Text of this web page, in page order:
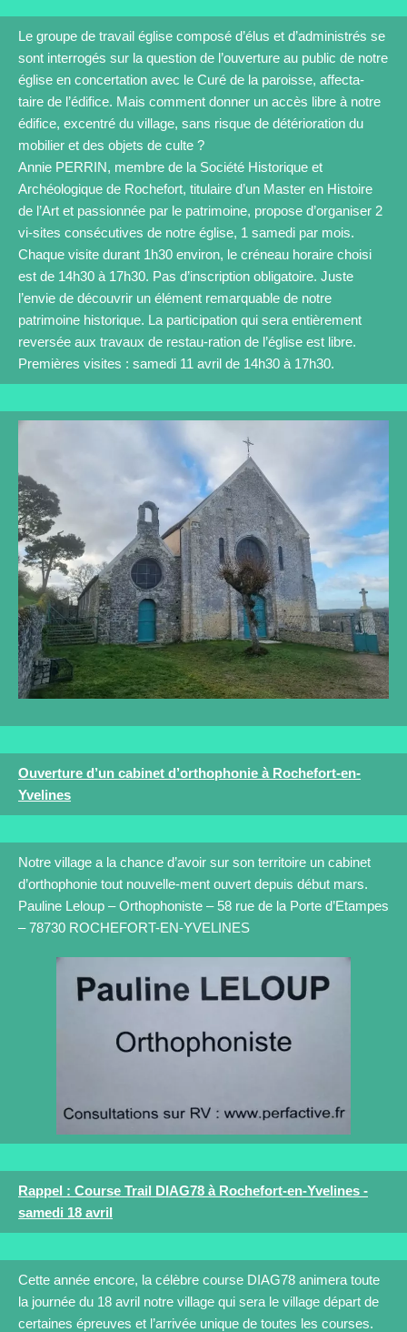
Le groupe de travail église composé d’élus et d’administrés se
sont interrogés sur la question de l’ouverture au public de notre
église en concertation avec le Curé de la paroisse, affecta-
taire de l’édifice. Mais comment donner un accès libre à notre
édifice, excentré du village, sans risque de détérioration du
mobilier et des objets de culte ?
Annie PERRIN, membre de la Société Historique et
Archéologique de Rochefort, titulaire d’un Master en Histoire
de l’Art et passionnée par le patrimoine, propose d’organiser 2
vi-sites consécutives de notre église, 1 samedi par mois.
Chaque visite durant 1h30 environ, le créneau horaire choisi
est de 14h30 à 17h30. Pas d’inscription obligatoire. Juste
l’envie de découvrir un élément remarquable de notre
patrimoine historique. La participation qui sera entièrement
reversée aux travaux de restau-ration de l’église est libre.
Premières visites : samedi 11 avril de 14h30 à 17h30.
Ouverture d’un cabinet d’orthophonie à Rochefort-en-
Yvelines
Notre village a la chance d’avoir sur son territoire un cabinet
d’orthophonie tout nouvelle-ment ouvert depuis début mars.
Pauline Leloup – Orthophoniste – 58 rue de la Porte d’Etampes
– 78730 ROCHEFORT-EN-YVELINES
Rappel : Course Trail DIAG78 à Rochefort-en-Yvelines -
samedi 18 avril
Cette année encore, la célèbre course DIAG78 animera toute
la journée du 18 avril notre village qui sera le village départ de
certaines épreuves et l’arrivée unique de toutes les courses.